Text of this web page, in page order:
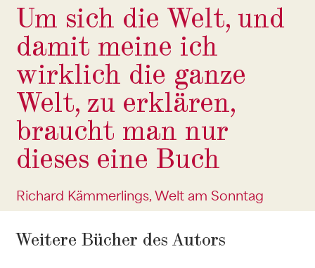
Um sich die Welt, und
damit meine ich
wirklich die ganze
Welt, zu erklären,
braucht man nur
dieses eine Buch
Richard Kämmerlings, Welt am Sonntag
Weitere Bücher des Autors